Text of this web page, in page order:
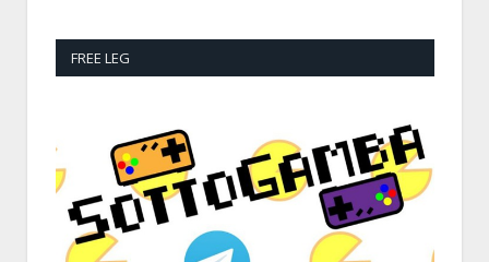
FREE LEG